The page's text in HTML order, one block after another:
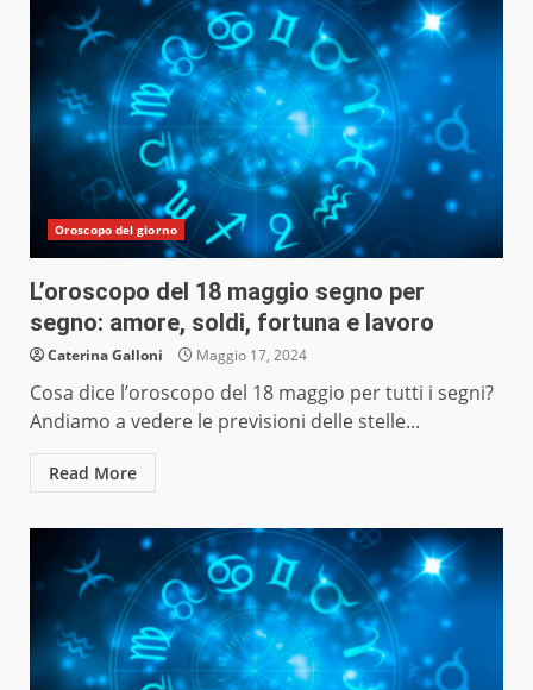
Oroscopo del giorno
L’oroscopo del 18 maggio segno per
segno: amore, soldi, fortuna e lavoro
Caterina Galloni Maggio 17, 2024
Cosa dice l’oroscopo del 18 maggio per tutti i segni?
Andiamo a vedere le previsioni delle stelle...
Read More